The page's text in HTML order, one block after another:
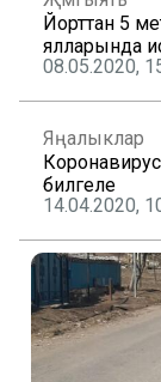
Йорттан 5
ялларында
08.05.2020,
Яңалыклар
билгеле
14.04.2020,